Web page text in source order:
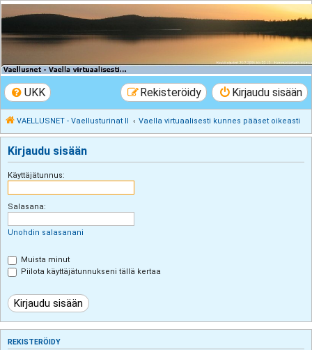
VAELLUSNET -
Vaellusturinat II
UKK Kirjaudu sisään
Rekisteröidy
VAELLUSNET - Vaellusturinat II Vaella virtuaalisesti kunnes pääset oikeasti
Kirjaudu sisään
Käyttäjätunnus:
Salasana:
Unohdin salasanani
Muista minut
Piilota käyttäjätunnukseni tällä kertaa
REKISTERÖIDY